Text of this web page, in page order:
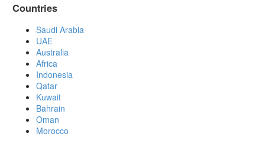
Countries
Saudi Arabia
UAE
Australia
Africa
Indonesia
Qatar
Kuwait
Bahrain
Oman
Morocco